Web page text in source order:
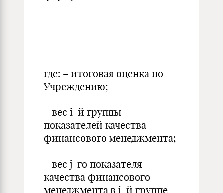
где: – итоговая оценка по
Учреждению;
– вес i-й группы
показателей качества
финансового менеджмента;
– вес j-го показателя
качества финансового
менеджмента в i-й группе